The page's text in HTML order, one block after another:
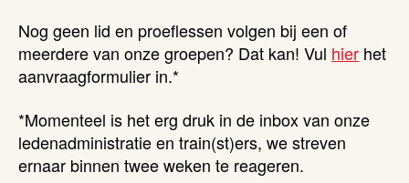
Nog geen lid en proeflessen volgen bij een of
meerdere van onze groepen? Dat kan! Vul hier het
aanvraagformulier in.*
*Momenteel is het erg druk in de inbox van onze
ledenadministratie en train(st)ers, we streven
ernaar binnen twee weken te reageren.